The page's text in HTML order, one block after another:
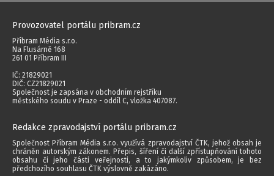
Provozovatel portálu pribram.cz
Příbram Média s.r.o.
Na Flusárně 168
261 01 Příbram III
IČ: 21829021
DIČ: CZ21829021
Společnost je zapsána v obchodním rejstříku
městského soudu v Praze - oddíl C, vložka 407087.
Redakce zpravodajství portálu pribram.cz
Společnost Příbram Média s.r.o. využívá zpravodajství ČTK, jehož obsah je
chráněn autorským zákonem. Přepis, šíření či další zpřístupňování tohoto
obsahu či jeho části veřejnosti, a to jakýmkoliv způsobem, je bez
předchozího souhlasu ČTK výslovně zakázáno.